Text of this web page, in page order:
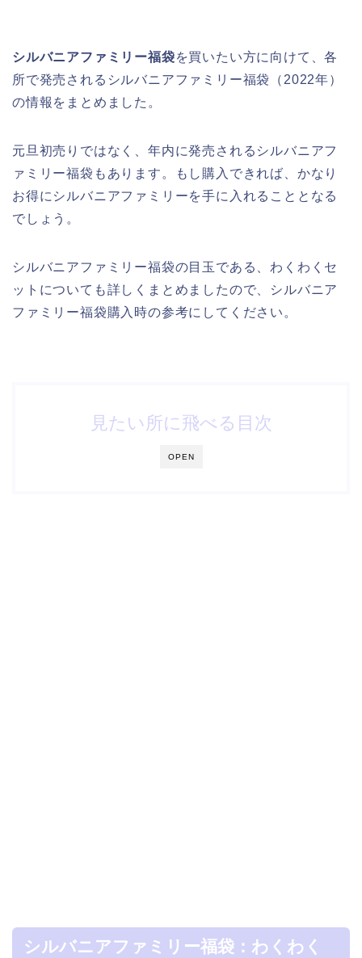
シルバニアファミリー福袋を買いたい方に向けて、各
所で発売されるシルバニアファミリー福袋（2022年）
の情報をまとめました。
元旦初売りではなく、年内に発売されるシルバニアフ
ァミリー福袋もあります。もし購入できれば、かなり
お得にシルバニアファミリーを手に入れることとなる
でしょう。
シルバニアファミリー福袋の目玉である、わくわくセ
ットについても詳しくまとめましたので、シルバニア
ファミリー福袋購入時の参考にしてください。
OPEN
見たい所に飛べる目次
シルバニアファミリー福袋：わくわく